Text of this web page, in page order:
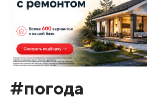
#погода